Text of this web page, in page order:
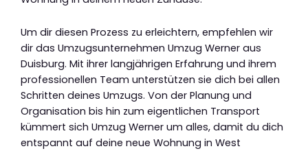
Um dir diesen Prozess zu erleichtern, empfehlen wir
dir das Umzugsunternehmen Umzug Werner aus
Duisburg. Mit ihrer langjährigen Erfahrung und ihrem
professionellen Team unterstützen sie dich bei allen
Schritten deines Umzugs. Von der Planung und
Organisation bis hin zum eigentlichen Transport
kümmert sich Umzug Werner um alles, damit du dich
entspannt auf deine neue Wohnung in West